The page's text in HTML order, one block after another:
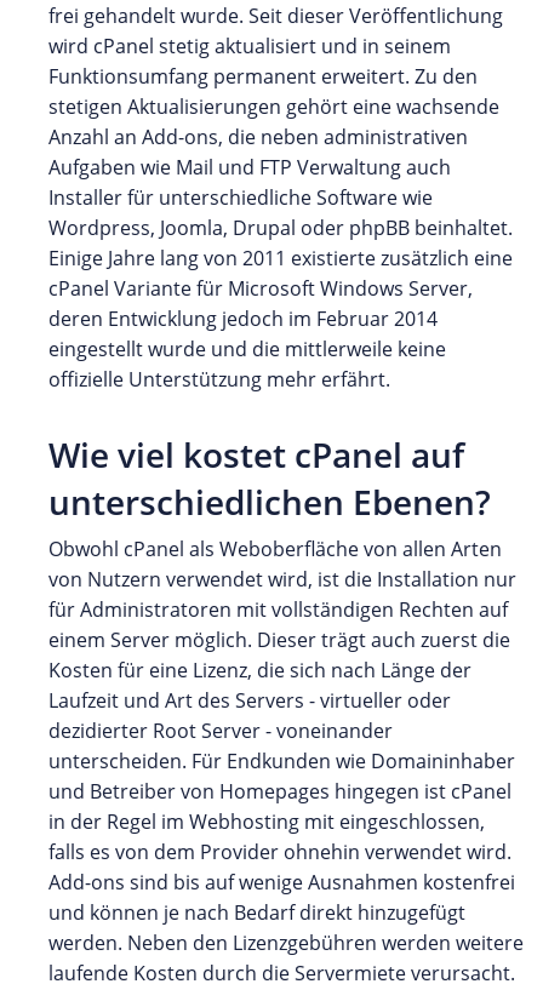
frei gehandelt wurde. Seit dieser Veröffentlichung
wird cPanel stetig aktualisiert und in seinem
Funktionsumfang permanent erweitert. Zu den
stetigen Aktualisierungen gehört eine wachsende
Anzahl an Add-ons, die neben administrativen
Aufgaben wie Mail und FTP Verwaltung auch
Installer für unterschiedliche Software wie
Wordpress, Joomla, Drupal oder phpBB beinhaltet.
Einige Jahre lang von 2011 existierte zusätzlich eine
cPanel Variante für Microsoft Windows Server,
deren Entwicklung jedoch im Februar 2014
eingestellt wurde und die mittlerweile keine
offizielle Unterstützung mehr erfährt.
Wie viel kostet cPanel auf
unterschiedlichen Ebenen?
Obwohl cPanel als Weboberfläche von allen Arten
von Nutzern verwendet wird, ist die Installation nur
für Administratoren mit vollständigen Rechten auf
einem Server möglich. Dieser trägt auch zuerst die
Kosten für eine Lizenz, die sich nach Länge der
Laufzeit und Art des Servers - virtueller oder
dezidierter Root Server - voneinander
unterscheiden. Für Endkunden wie Domaininhaber
und Betreiber von Homepages hingegen ist cPanel
in der Regel im Webhosting mit eingeschlossen,
falls es von dem Provider ohnehin verwendet wird.
Add-ons sind bis auf wenige Ausnahmen kostenfrei
und können je nach Bedarf direkt hinzugefügt
werden. Neben den Lizenzgebühren werden weitere
laufende Kosten durch die Servermiete verursacht.